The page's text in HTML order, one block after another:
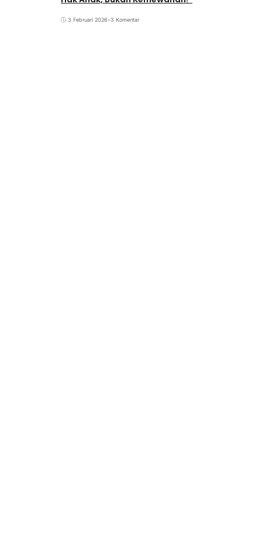
3 Februari 2026•3 Komentar